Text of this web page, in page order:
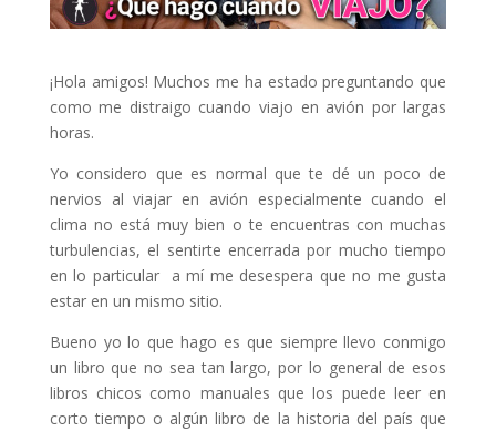
¡Hola amigos! Muchos me ha estado preguntando que
como me distraigo cuando viajo en avión por largas
horas.
Yo considero que es normal que te dé un poco de
nervios al viajar en avión especialmente cuando el
clima no está muy bien o te encuentras con muchas
turbulencias, el sentirte encerrada por mucho tiempo
en lo particular a mí me desespera que no me gusta
estar en un mismo sitio.
Bueno yo lo que hago es que siempre llevo conmigo
un libro que no sea tan largo, por lo general de esos
libros chicos como manuales que los puede leer en
corto tiempo o algún libro de la historia del país que